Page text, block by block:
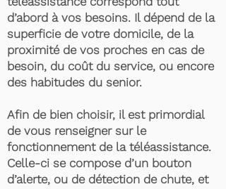
d’abord à vos besoins. Il dépend de la
superficie de votre domicile, de la
proximité de vos proches en cas de
besoin, du coût du service, ou encore
des habitudes du senior.
Afin de bien choisir, il est primordial
de vous renseigner sur le
fonctionnement de la téléassistance.
Celle-ci se compose d’un bouton
d’alerte, ou de détection de chute, et